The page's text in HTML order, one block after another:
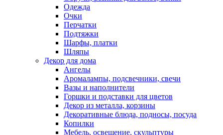
Одежда
Очки
Перчатки
Подтяжки
Шарфы, платки
Шляпы
Декор для дома
Ангелы
Аромалампы, подсвечники, свечи
Вазы и наполнители
Горшки и подставки для цветов
Декор из металла, корзины
Декоративные блюда, подносы, посуда
Копилки
Мебель, освещение, скульптуры